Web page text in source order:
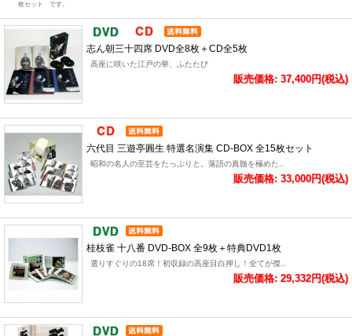
枚セット です。
志ん朝三十四席 DVD全8枚＋CD全5枚
高座に咲いた江戸の華、ふたたび
販売価格: 37,400円(税込)
六代目 三遊亭圓生 特選名演集 CD-BOX 全15枚セット
昭和の名人の至芸をたっぷりと。落語の真髄を極めた..
販売価格: 33,000円(税込)
桂枝雀 十八番 DVD-BOX 全9枚＋特典DVD1枚
選りすぐりの18席！初収録の高座目白押し！全てが傑..
販売価格: 29,332円(税込)